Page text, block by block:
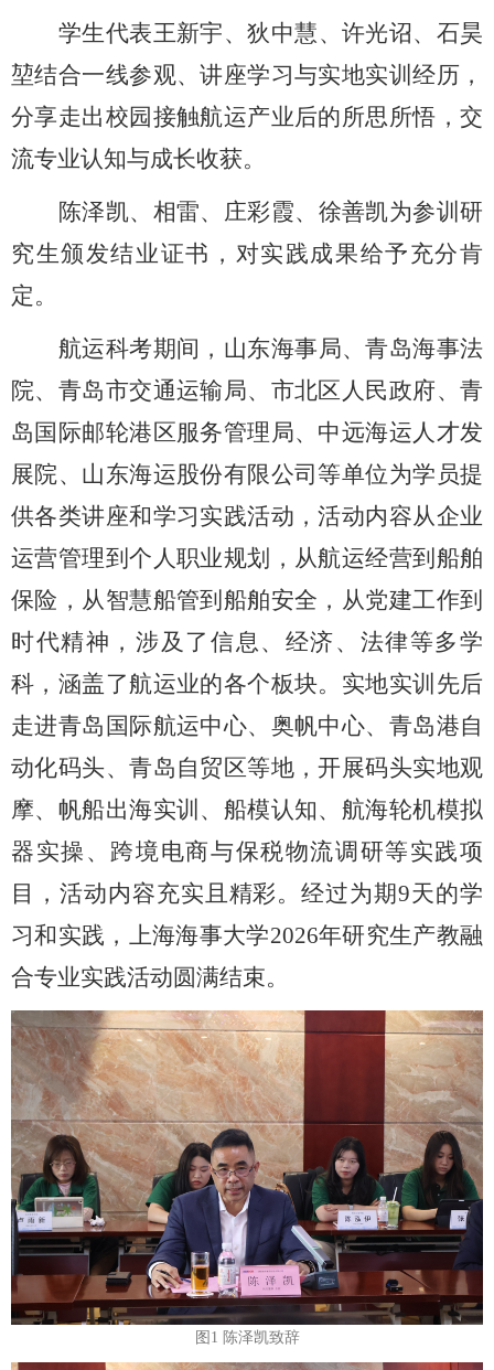
学生代表王新宇、狄中慧、许光诏、石昊
堃结合一线参观、讲座学习与实地实训经历，
分享走出校园接触航运产业后的所思所悟，交
流专业认知与成长收获。
陈泽凯、相雷、庄彩霞、徐善凯为参训研
究生颁发结业证书，对实践成果给予充分肯
定。
航运科考期间，山东海事局、青岛海事法
院、青岛市交通运输局、市北区人民政府、青
岛国际邮轮港区服务管理局、中远海运人才发
展院、山东海运股份有限公司等单位为学员提
供各类讲座和学习实践活动，活动内容从企业
运营管理到个人职业规划，从航运经营到船舶
保险，从智慧船管到船舶安全，从党建工作到
时代精神，涉及了信息、经济、法律等多学
科，涵盖了航运业的各个板块。实地实训先后
走进青岛国际航运中心、奥帆中心、青岛港自
动化码头、青岛自贸区等地，开展码头实地观
摩、帆船出海实训、船模认知、航海轮机模拟
器实操、跨境电商与保税物流调研等实践项
目，活动内容充实且精彩。经过为期9天的学
习和实践，上海海事大学2026年研究生产教融
合专业实践活动圆满结束。
图1 陈泽凯致辞